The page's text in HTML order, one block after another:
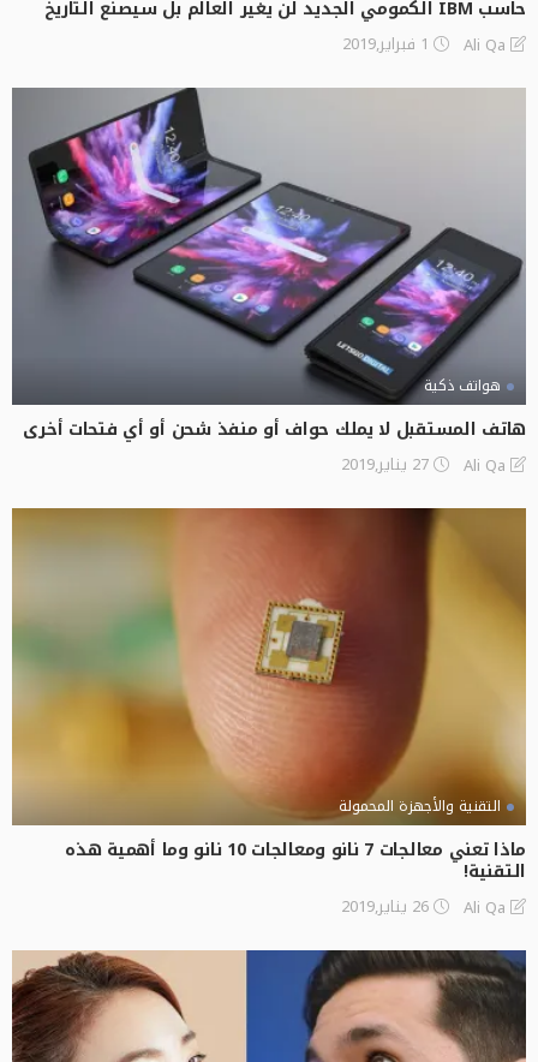
حاسب IBM الكمومي الجديد لن يغير العالم بل سيصنع التاريخ
Ali Qa 1 فبراير,2019
هواتف ذكية
هاتف المستقبل لا يملك حواف أو منفذ شحن أو أي فتحات أخرى
Ali Qa 27 يناير,2019
التقنية والأجهزة المحمولة
ماذا تعني معالجات 7 نانو ومعالجات 10 نانو وما أهمية هذه
التقنية!
Ali Qa 26 يناير,2019